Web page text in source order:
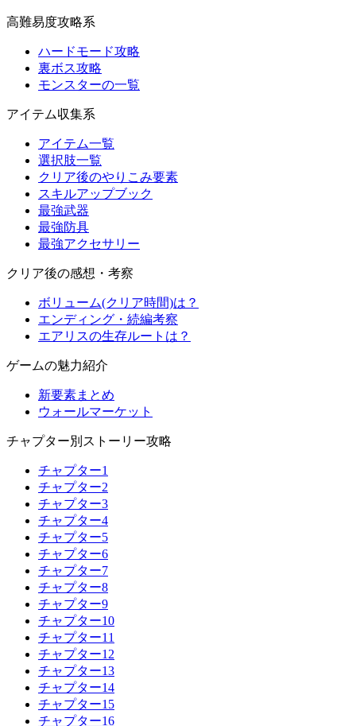
高難易度攻略系
ハードモード攻略
裏ボス攻略
モンスターの一覧
アイテム収集系
アイテム一覧
選択肢一覧
クリア後のやりこみ要素
スキルアップブック
最強武器
最強防具
最強アクセサリー
クリア後の感想・考察
ボリューム(クリア時間)は？
エンディング・続編考察
エアリスの生存ルートは？
ゲームの魅力紹介
新要素まとめ
ウォールマーケット
チャプター別ストーリー攻略
チャプター1
チャプター2
チャプター3
チャプター4
チャプター5
チャプター6
チャプター7
チャプター8
チャプター9
チャプター10
チャプター11
チャプター12
チャプター13
チャプター14
チャプター15
チャプター16